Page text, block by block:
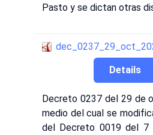
Pasto y se dictan otras
Details
Decreto 0237 del 29 de
medio del cual se
del Decreto 0019 del 7